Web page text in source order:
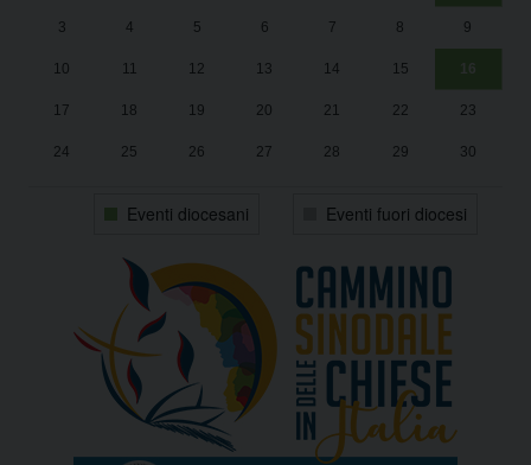
3 4 5 6 7 8 9
10 11 12 13 14 15 16
17 18 19 20 21 22 23
24 25 26 27 28 29 30
Eventi diocesani Eventi fuori diocesi